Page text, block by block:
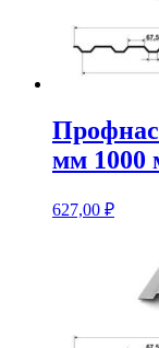
мм 1000
627,00 ₽